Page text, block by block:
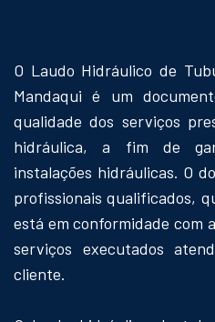
O Laudo Hidráulico de
Mandaqui é um
qualidade dos serviços
hidráulica, a fim de
instalações hidráulicas. O
profissionais qualificados,
está em conformidade com
serviços executados
cliente.